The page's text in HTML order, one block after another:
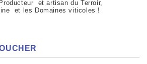
et artisan du Terroir,
et les Domaines viticoles !